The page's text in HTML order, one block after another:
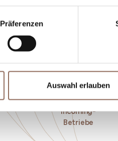
Präferenzen
Auswahl erlauben
Incoming-
Betriebe